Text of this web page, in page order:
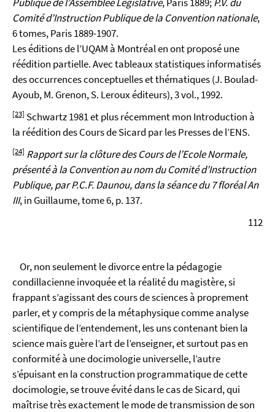
Comité d’Instruction Publique de la Convention nationale,
6 tomes, Paris 1889-1907.
Les éditions de l’UQAM à Montréal en ont proposé une
réédition partielle. Avec tableaux statistiques informatisés
des occurrences conceptuelles et thématiques (J. Boulad-
Ayoub, M. Grenon, S. Leroux éditeurs), 3 vol., 1992.
[23] Schwartz 1981 et plus récemment mon Introduction à
la réédition des Cours de Sicard par les Presses de l’ENS.
[24] Rapport sur la clôture des Cours de l’Ecole Normale,
présenté à la Convention au nom du Comité d’Instruction
Publique, par P.C.F. Daunou, dans la séance du 7 floréal An
III, in Guillaume, tome 6, p. 137.
112
Or, non seulement le divorce entre la pédagogie
condillacienne invoquée et la réalité du magistère, si
frappant s’agissant des cours de sciences à proprement
parler, et y compris de la métaphysique comme analyse
scientifique de l’entendement, les uns contenant bien la
science mais guère l’art de l’enseigner, et surtout pas en
conformité à une docimologie universelle, l’autre
s’épuisant en la construction programmatique de cette
docimologie, se trouve évité dans le cas de Sicard, qui
maîtrise très exactement le mode de transmission de son